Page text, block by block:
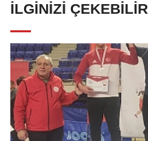
İLGINIZI ÇEKEBILIR